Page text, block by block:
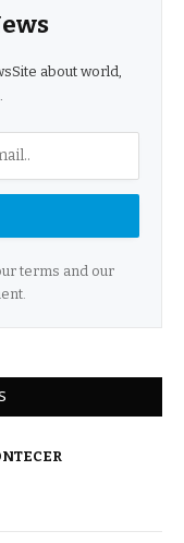
about world,
terms and our